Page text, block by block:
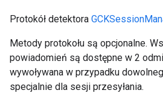
Protokół detektora
Metody protokołu są opcjonalne.
powiadomień są dostępne w 2
wywoływana w przypadku
specjalnie dla sesji przesyłania.